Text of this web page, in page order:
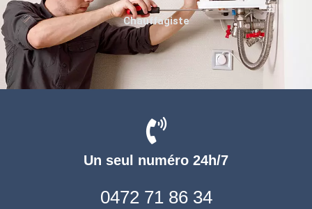
Un seul numéro 24h/7
0472 71 86 34
Chauffagiste